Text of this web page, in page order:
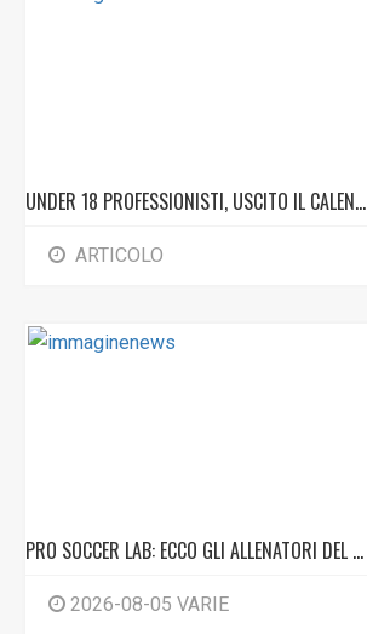
UNDER 18 PROFESSIONISTI, USCITO IL CALEN...
ARTICOLO
PRO SOCCER LAB: ECCO GLI ALLENATORI DEL ...
2026-08-05 VARIE